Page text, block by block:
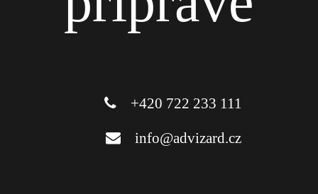
+420 722 233 111
info@advizard.cz